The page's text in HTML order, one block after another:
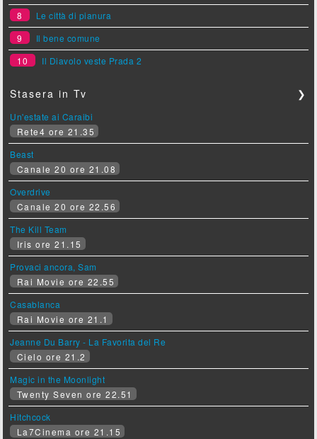
8
Le città di pianura
9
Il bene comune
10
Il Diavolo veste Prada 2
Stasera in Tv ❯
Un'estate ai Caraibi
Rete4 ore 21.35
Beast
Canale 20 ore 21.08
Overdrive
Canale 20 ore 22.56
The Kill Team
Iris ore 21.15
Provaci ancora, Sam
Rai Movie ore 22.55
Casablanca
Rai Movie ore 21.1
Jeanne Du Barry - La Favorita del Re
Cielo ore 21.2
Magic in the Moonlight
Twenty Seven ore 22.51
Hitchcock
La7Cinema ore 21.15